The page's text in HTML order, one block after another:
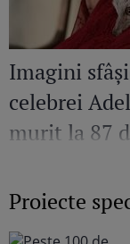
Imagini
celebrei
murit la 87
Proiecte